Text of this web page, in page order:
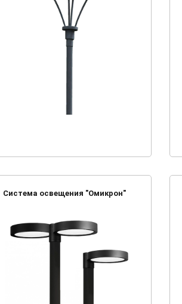
Система освещения "Омикрон"